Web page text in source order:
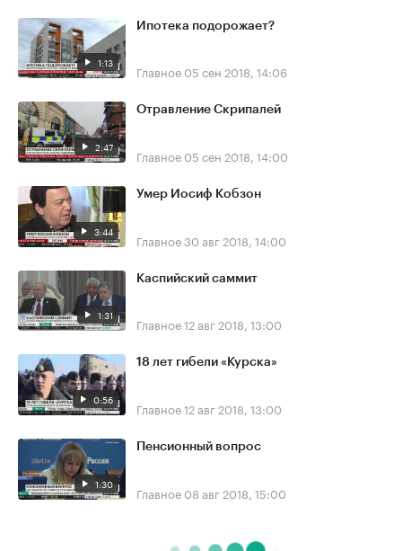
1:13
Ипотека подорожает?
Главное 05 сен 2018, 14:06
2:47
Отравление Скрипалей
Главное 05 сен 2018, 14:00
3:44
Умер Иосиф Кобзон
Главное30 авг 2018, 14:00
1:31
Каспийский саммит
Главное12 авг 2018, 13:00
0:56
18 лет гибели «Курска»
Главное12 авг 2018, 13:00
1:30
Пенсионный вопрос
Главное 08 авг 2018, 15:00